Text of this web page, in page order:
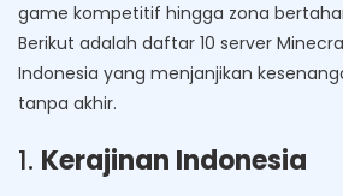
game kompetitif hingga zona
Berikut adalah daftar 10 server
Indonesia yang menjanjikan
tanpa akhir.
1. Kerajinan Indonesia